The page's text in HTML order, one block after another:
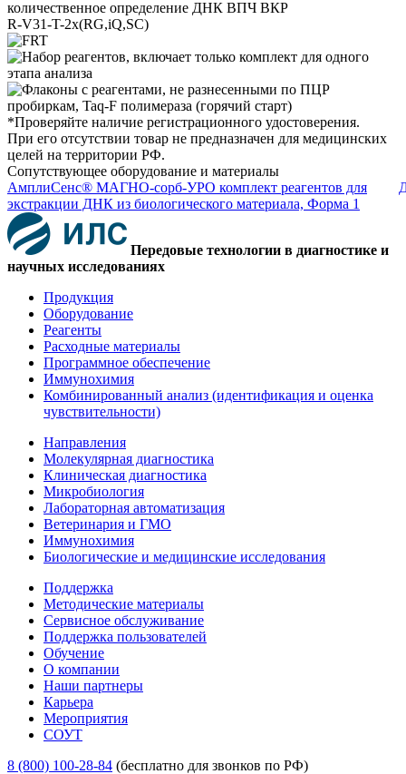
количественное определение ДНК ВПЧ ВКР
R-V31-T-2x(RG,iQ,SC)
*Проверяйте наличие регистрационного удостоверения.
При его отсутствии товар не предназначен для медицинских
целей на территории РФ.
Сопутствующее оборудование и материалы
АмплиСенс® МАГНО-сорб-УРО комплект реагентов для
экстракции ДНК из биологического материала, Форма 1
Передовые технологии в диагностике и
научных исследованиях
Продукция
Оборудование
Реагенты
Расходные материалы
Программное обеспечение
Иммунохимия
Комбинированный анализ (идентификация и оценка
чувствительности)
Направления
Молекулярная диагностика
Клиническая диагностика
Микробиология
Лабораторная автоматизация
Ветеринария и ГМО
Иммунохимия
Биологические и медицинские исследования
Поддержка
Методические материалы
Сервисное обслуживание
Поддержка пользователей
Обучение
О компании
Наши партнеры
Карьера
Мероприятия
СОУТ
8 (800) 100-28-84 (бесплатно для звонков по РФ)